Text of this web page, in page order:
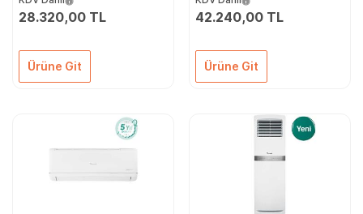
Klima
28.320,00 TL
Ürüne Git
42.240,00 TL
Ürüne Git